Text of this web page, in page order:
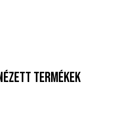
termékek